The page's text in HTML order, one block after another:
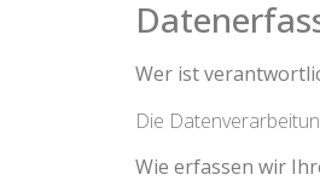
Wer ist
Die
Wie erfassen wir